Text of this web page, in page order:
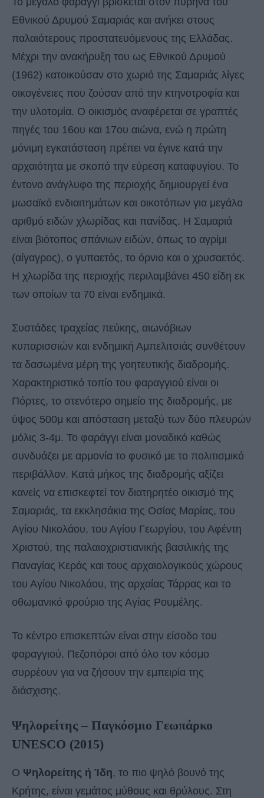
Εθνικού Δρυμού Σαμαριάς και ανήκει στους
παλαιότερους προστατευόμενους της Ελλάδας.
Μέχρι την ανακήρυξη του ως Εθνικού Δρυμού
(1962) κατοικούσαν στο χωριό της Σαμαριάς λίγες
οικογένειες που ζούσαν από την κτηνοτροφία και
την υλοτομία. Ο οικισμός αναφέρεται σε γραπτές
πηγές του 16ου και 17ου αιώνα, ενώ η πρώτη
μόνιμη εγκατάσταση πρέπει να έγινε κατά την
αρχαιότητα με σκοπό την εύρεση καταφυγίου. Το
έντονο ανάγλυφο της περιοχής δημιουργεί ένα
μωσαϊκό ενδιαιτημάτων και οικοτόπων για μεγάλο
αριθμό ειδών χλωρίδας και πανίδας. Η Σαμαριά
είναι βιότοπος σπάνιων ειδών, όπως το αγρίμι
(αίγαγρος), ο γυπαετός, το όρνιο και ο χρυσαετός.
Η χλωρίδα της περιοχής περιλαμβάνει 450 είδη εκ
των οποίων τα 70 είναι ενδημικά.
Συστάδες τραχείας πεύκης, αιωνόβιων
κυπαρισσιών και ενδημική Αμπελιτσιάς συνθέτουν
τα δασωμένα μέρη της γοητευτικής διαδρομής.
Χαρακτηριστικό τοπίο του φαραγγιού είναι οι
Πόρτες, το στενότερο σημείο της διαδρομής, με
ύψος 500μ και απόσταση μεταξύ των δύο πλευρών
μόλις 3-4μ. Το φαράγγι είναι μοναδικό καθώς
συνδυάζει με αρμονία το φυσικό με το πολιτισμικό
περιβάλλον. Κατά μήκος της διαδρομής αξίζει
κανείς να επισκεφτεί τον διατηρητέο οικισμό της
Σαμαριάς, τα εκκλησάκια της Οσίας Μαρίας, του
Αγίου Νικολάου, του Αγίου Γεωργίου, του Αφέντη
Χριστού, της παλαιοχριστιανικής βασιλικής της
Παναγίας Κεράς και τους αρχαιολογικούς χώρους
του Αγίου Νικολάου, της αρχαίας Τάρρας και το
οθωμανικό φρούριο της Αγίας Ρουμέλης.
Το κέντρο επισκεπτών είναι στην είσοδο του
φαραγγιού. Πεζοπόροι από όλο τον κόσμο
συρρέουν για να ζήσουν την εμπειρία της
διάσχισης.
Ψηλορείτης – Παγκόσμιο Γεωπάρκο
UNESCO (2015)
Ο Ψηλορείτης ή Ίδη, το πιο ψηλό βουνό της
Κρήτης, είναι γεμάτος μύθους και θρύλους. Στη